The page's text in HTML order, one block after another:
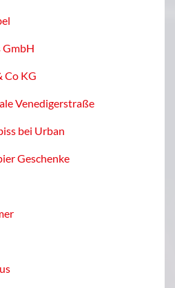
GmbH
Co KG
Venedigerstraße
bei Urban
Geschenke